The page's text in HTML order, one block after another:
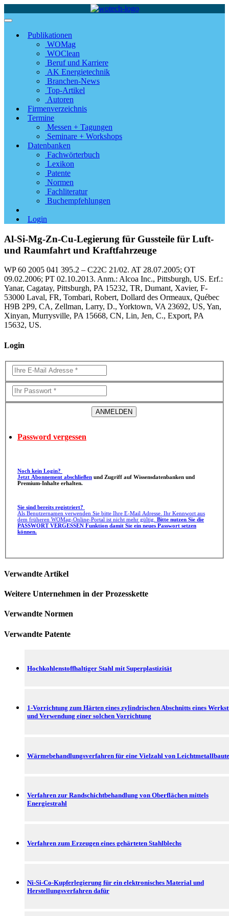
Publikationen
WOMag
WOClean
Beruf und Karriere
AK Energietechnik
Branchen-News
Top-Artikel
Autoren
Firmenverzeichnis
Termine
Messen + Tagungen
Seminare + Workshops
Datenbanken
Fachwörterbuch
Lexikon
Patente
Normen
Fachliteratur
Buchempfehlungen
Login
Al-Si-Mg-Zn-Cu-Legierung für Gussteile für Luft-
und Raumfahrt und Kraftfahrzeuge
WP 60 2005 041 395.2 – C22C 21/02. AT 28.07.2005; OT
09.02.2006; PT 02.10.2013. Anm.: Alcoa Inc., Pittsburgh, US. Erf.:
Yanar, Cagatay, Pittsburgh, PA 15232, TR, Dumant, Xavier, F-
53000 Laval, FR, Tombari, Robert, Dollard des Ormeaux, Québec
H9B 2P9, CA, Zellman, Larry, D., Yorktown, VA 23692, US, Yan,
Xinyan, Murrysville, PA 15668, CN, Lin, Jen, C., Export, PA
15632, US.
Login
Password vergessen
Noch kein Login?
Jetzt Abonnement abschließen
Premium-Inhalte erhalten.
Sie sind bereits registriert?
Als Benutzernamen verwenden Sie bitte Ihre E-Mail Adresse. Ihr Kennwort aus
dem früheren WOMag-Online-Portal ist nicht mehr gültig. Bitte nutzen Sie die
PASSWORT VERGESSEN Funktion damit Sie ein neues Passwort setzen
können.
Verwandte Artikel
Weitere Unternehmen in der Prozesskette
Verwandte Normen
Verwandte Patente
Hochkohlenstoffhaltiger Stahl mit Superplastizität
1-Vorrichtung zum Härten eines zylindrischen Abschnitts eines
und Verwendung einer solchen Vorrichtung
Wärmebehandlungsverfahren für eine Vielzahl von
Verfahren zur Randschichtbehandlung von Oberflächen mittels
Energiestrahl
Verfahren zum Erzeugen eines gehärteten Stahlblechs
Ni-Si-Co-Kupferlegierung für ein elektronisches Material und
Herstellungsverfahren dafür